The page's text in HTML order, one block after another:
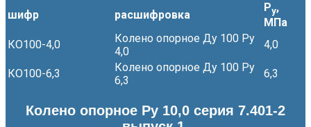
шифр расшифровка
Ру,
МПа
КО100-4,0
Колено опорное Ду 100 Ру
4,0
4,0
КО100-6,3
Колено опорное Ду 100 Ру
6,3
6,3
Колено опорное Ру 10,0 серия 7.401-2